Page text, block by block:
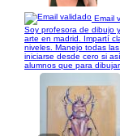
Email
Soy profesora de dibujo
arte en madrid. Impartí
niveles. Manejo todas
iniciarse desde cero si
alumnos que para